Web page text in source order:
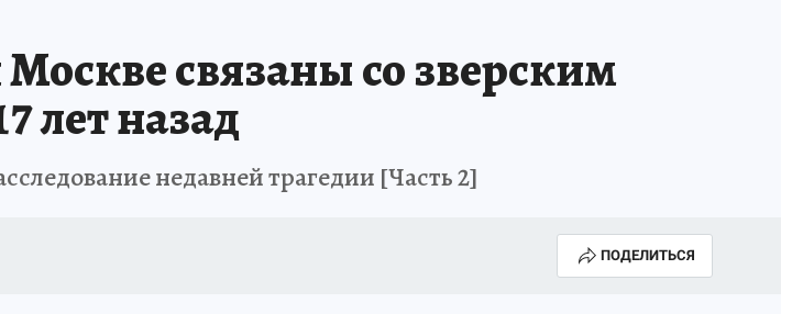
связаны со зверским
лет назад
недавней трагедии [Часть 2]
ПОДЕЛИТЬСЯ